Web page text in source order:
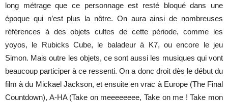
long métrage que ce personnage est resté bloqué dans une
époque qui n’est plus la nôtre. On aura ainsi de nombreuses
références à des objets cultes de cette période, comme les
yoyos, le Rubicks Cube, le baladeur à K7, ou encore le jeu
Simon. Mais outre les objets, ce sont aussi les musiques qui vont
beaucoup participer à ce ressenti. On a donc droit dès le début du
film à du Mickael Jackson, et ensuite en vrac à Europe (The Final
Countdown), A-HA (Take on meeeeeeee, Take on me ! Take mon